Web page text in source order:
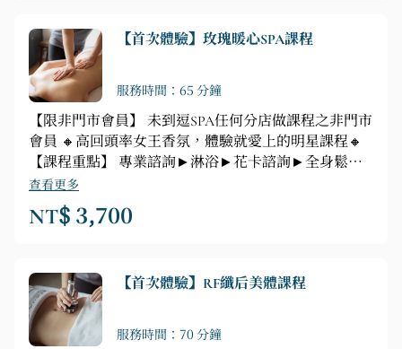
【首次體驗】玫瑰暖心SPA課程
服務時間：65 分鐘
【限非門市會員】 未到逗SPA任何分店做課程之非門市
會員 🔸高回頭率女王香氛，體驗就愛上的明星課程🔸
【課程重點】 專業諮詢►淋浴►花卡諮詢►全身鬆筋
►玫瑰皇后全身正反面舒壓按摩（腹、胸、腿、背、頭
部舒緩按摩）
查看更多
NT$ 3,700
【首次體驗】RF纖后美體課程
服務時間：70 分鐘